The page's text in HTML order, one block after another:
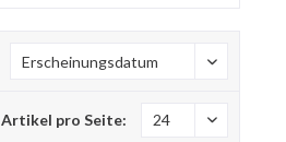
Artikel pro Seite: